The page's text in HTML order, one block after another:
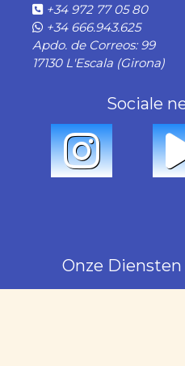
+34 972 77 05 80
+34 666.943.625
Apdo. de Correos: 99
17130 L'Escala (Girona)
Sociale
Onze Diensten